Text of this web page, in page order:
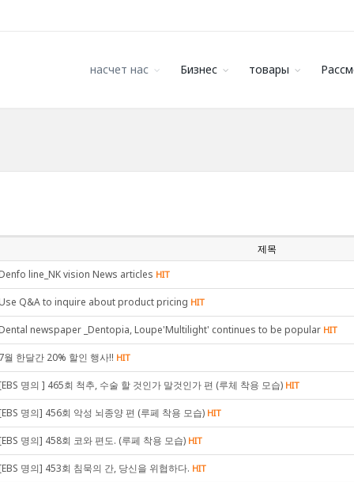
насчет нас Бизнес товары
제목
line_NK vision News articles HIT
Q&A to inquire about product pricing HIT
newspaper _Dentopia, Loupe'Multilight' continues to be popular HIT
7월 한달간 20% 할인 행사!! HIT
명의 ] 465회 척추, 수술 할 것인가 말것인가 편 (루체 착용 모습) HIT
명의] 456회 악성 뇌종양 편 (루페 착용 모습) HIT
명의] 458회 코와 편도. (루페 착용 모습) HIT
명의] 453회 침묵의 간, 당신을 위협하다. HIT